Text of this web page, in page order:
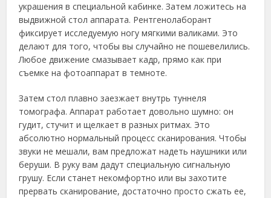
украшения в специальной кабинке. Затем ложитесь на
выдвижной стол аппарата. Рентгенолаборант
фиксирует исследуемую ногу мягкими валиками. Это
делают для того, чтобы вы случайно не пошевелились.
Любое движение смазывает кадр, прямо как при
съемке на фотоаппарат в темноте.
Затем стол плавно заезжает внутрь туннеля
томографа. Аппарат работает довольно шумно: он
гудит, стучит и щелкает в разных ритмах. Это
абсолютно нормальный процесс сканирования. Чтобы
звуки не мешали, вам предложат надеть наушники или
беруши. В руку вам дадут специальную сигнальную
грушу. Если станет некомфортно или вы захотите
прервать сканирование, достаточно просто сжать ее,